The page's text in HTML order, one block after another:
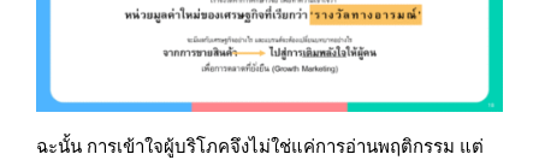
ฉะนั้น การเข้าใจผู้บริโภคจึงไม่ใช่แค่การอ่านพฤติกรรม แต่